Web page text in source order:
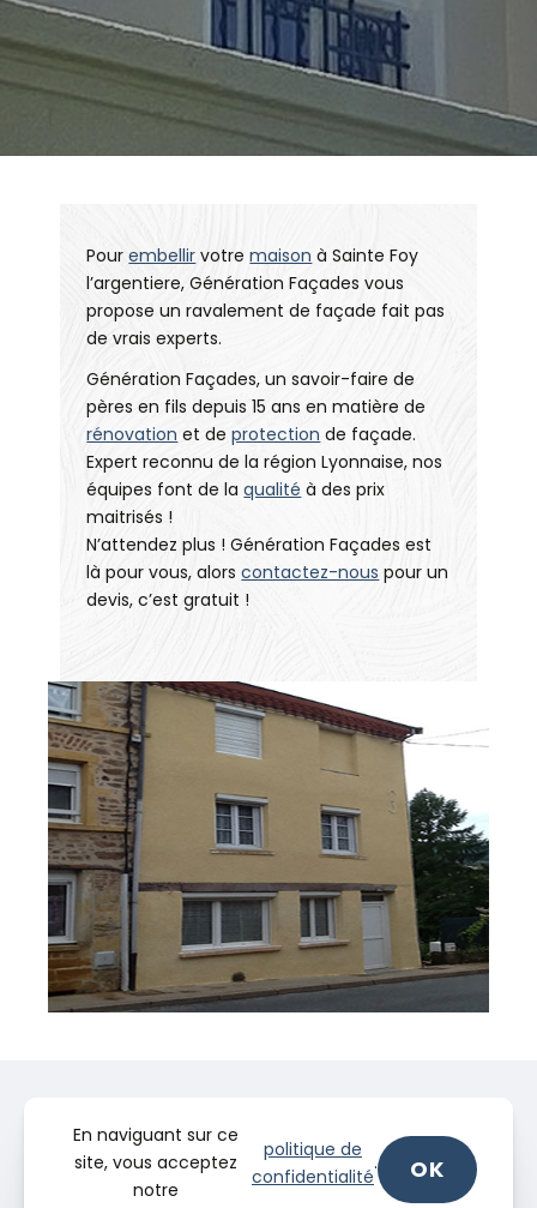
En naviguant sur ce
site, vous acceptez
notre
politique de
confidentialité
. OK
Pourembellir votremaison à Sainte Foy
l’argentiere, Génération Façades vous
propose un ravalement de façade fait pas
de vrais experts.
Génération Façades, un savoir-faire de
pères en fils depuis 15 ans en matière de
rénovation et deprotection de façade.
Expert reconnu de la région Lyonnaise, nos
équipes font de laqualité à des prix
maitrisés !
N’attendez plus ! Génération Façades est
là pour vous, alorscontactez-nous pour un
devis, c’est gratuit !